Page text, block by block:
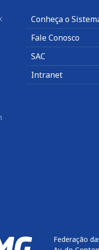
Conheça o
Fale Conosco
SAC
Intranet
Federação